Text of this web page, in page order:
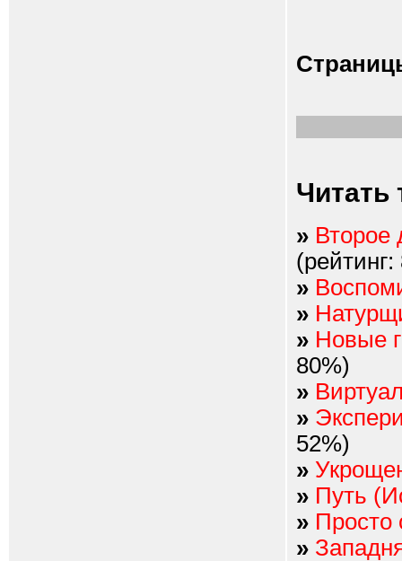
Читать
» Второе
(рейтинг:
»
»
» Новые
80%)
»
»
52%)
»
» Путь
» Просто
»